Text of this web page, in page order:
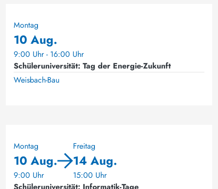
Montag
10 Aug.
9:00 Uhr - 16:00 Uhr
Schüleruniversität: Tag der Energie-Zukunft
Weisbach-Bau
Montag
10 Aug.
9:00 Uhr
Freitag
14 Aug.
15:00 Uhr